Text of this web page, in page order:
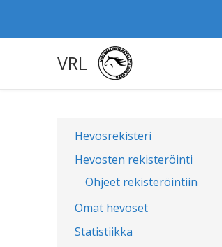
VRL
Hevosrekisteri
Hevosten rekisteröinti
Ohjeet rekisteröintiin
Omat hevoset
Statistiikka